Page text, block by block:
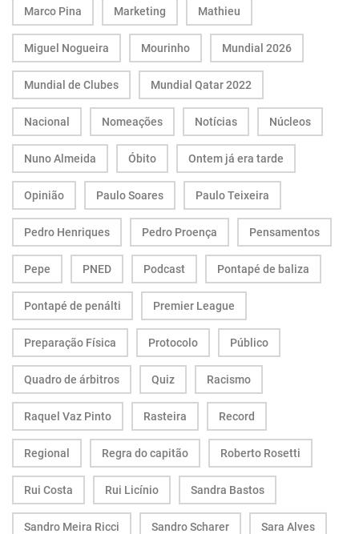
Marco Pina Marketing Mathieu
Miguel Nogueira Mourinho Mundial 2026
Mundial de Clubes Mundial Qatar 2022
Nacional Nomeações Notícias Núcleos
Nuno Almeida Óbito Ontem já era tarde
Opinião Paulo Soares Paulo Teixeira
Pedro Henriques Pedro Proença Pensamentos
Pepe PNED Podcast Pontapé de baliza
Pontapé de penálti Premier League
Preparação Física Protocolo Público
Quadro de árbitros Quiz Racismo
Raquel Vaz Pinto Rasteira Record
Regional Regra do capitão Roberto Rosetti
Rui Costa Rui Licínio Sandra Bastos
Sandro Meira Ricci Sandro Scharer Sara Alves